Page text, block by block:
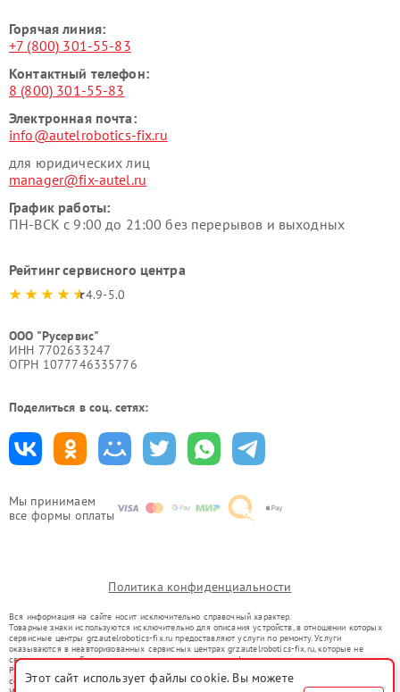
Мы принимаем
все формы оплаты
Горячая линия:
+7 (800) 301-55-83
Контактный телефон:
8 (800) 301-55-83
Электронная почта:
info@autelrobotics-fix.ru
для юридических лиц
manager@fix-autel.ru
График работы:
ПН-ВСК с 9:00 до 21:00 без перерывов и выходных
Рейтинг сервисного центра
4.9-5.0
ООО "Русервис"
ИНН 7702633247
ОГРН 1077746335776
Поделиться в соц. сетях:
Политика конфиденциальности
Вся информация на сайте носит исключительно справочный характер.
Товарные знаки используются исключительно для описания устройств, в отношении которых
сервисные центры grz.autelrobotics-fix.ru предоставляют услуги по ремонту. Услуги
оказываются в неавторизованных сервисных центрах grz.autelrobotics-fix.ru, которые не
связаны с правообладателями товарных знаков или их официальными представителями.
Ремонт осуществляется для устройств, уже введенных в гражданский оборот в соответствии
со статьей 1487 ГК РФ.
Этот сайт использует файлы cookie. Вы можете